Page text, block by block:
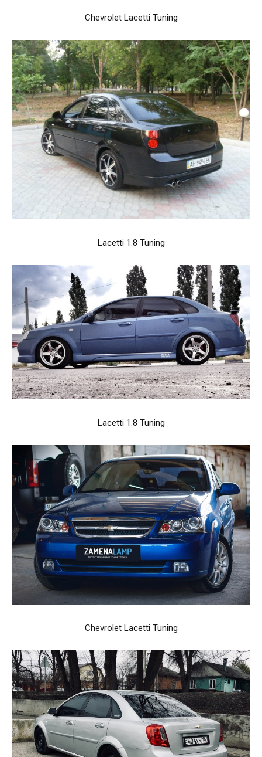
Chevrolet Lacetti Tuning
Lacetti 1.8 Tuning
Lacetti 1.8 Tuning
Chevrolet Lacetti Tuning